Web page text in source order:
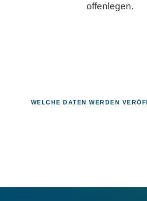
offenlegen.
WELCHE DATEN WERDEN